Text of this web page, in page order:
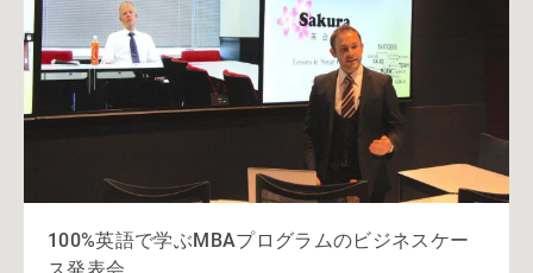
100%英語で学ぶMBAプログラムのビジネスケー